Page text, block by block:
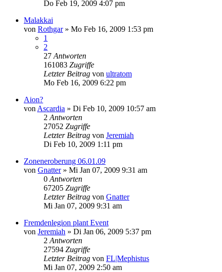
Do Feb 19, 2009 4:07 pm
Malakkai
von Rothgar» Mo Feb 16, 2009 1:53 pm
1
2
27 Antworten
161083 Zugriffe
Letzter Beitrag von ultratom
Mo Feb 16, 2009 6:22 pm
Aion?
von Ascardia » Di Feb 10, 2009 10:57 am
2 Antworten
27052 Zugriffe
Letzter Beitrag von Jeremiah
Di Feb 10, 2009 1:11 pm
Zoneneroberung 06.01.09
von Gnatter» Mi Jan 07, 2009 9:31 am
0 Antworten
67205 Zugriffe
Letzter Beitrag von Gnatter
Mi Jan 07, 2009 9:31 am
Fremdenlegion plant Event
von Jeremiah » Di Jan 06, 2009 5:37 pm
2 Antworten
27594 Zugriffe
Letzter Beitrag von FL|Mephistus
Mi Jan 07, 2009 2:50 am